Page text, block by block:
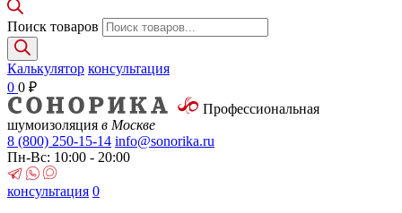
Поиск товаров
Калькулятор консультация
0 0 ₽
Профессиональная
шумоизоляция в Москве
8 (800) 250-15-14 info@sonorika.ru
Пн-Вс: 10:00 - 20:00
консультация 0